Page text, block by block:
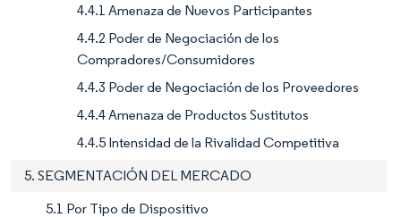
4.4.1 Amenaza de Nuevos Participantes
4.4.2 Poder de Negociación de los
Compradores/Consumidores
4.4.3 Poder de Negociación de los Proveedores
4.4.4 Amenaza de Productos Sustitutos
4.4.5 Intensidad de la Rivalidad Competitiva
5. SEGMENTACIÓN DEL MERCADO
5.1 Por Tipo de Dispositivo